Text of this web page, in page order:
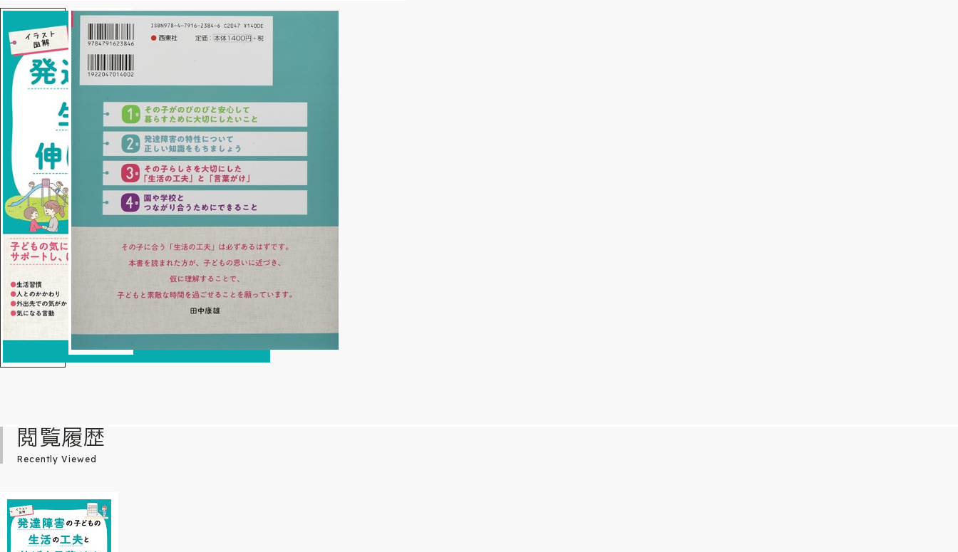
閲覧履歴
Recently Viewed